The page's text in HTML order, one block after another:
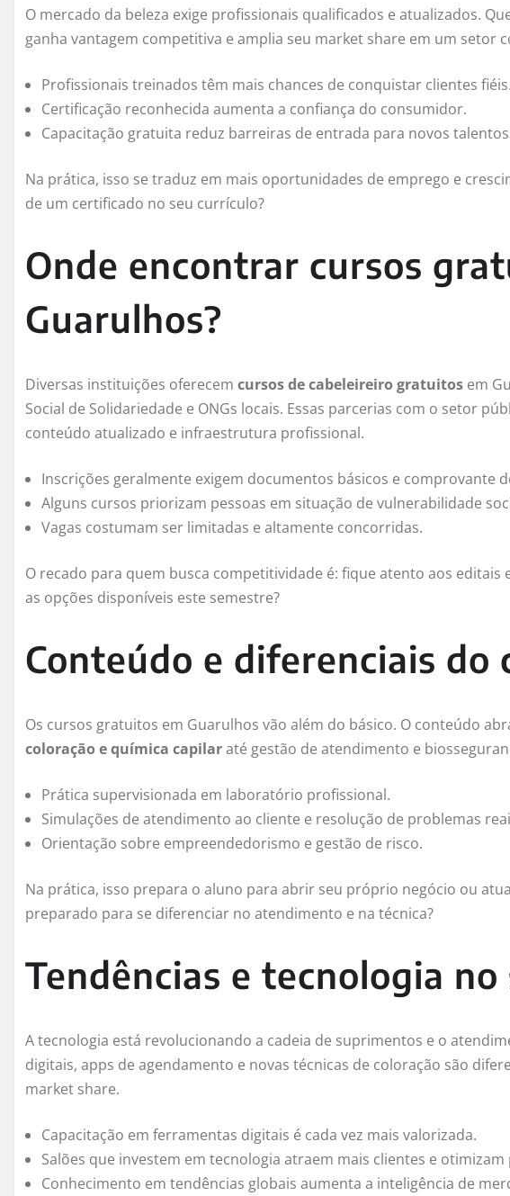
O mercado da beleza exige profissionais qualificados e atualizados.
ganha vantagem competitiva e amplia seu market share em um setor
Profissionais treinados têm mais chances de conquistar clientes fiéis.
Certificação reconhecida aumenta a confiança do consumidor.
Capacitação gratuita reduz barreiras de entrada para novos
Na prática, isso se traduz em mais oportunidades de emprego e
de um certificado no seu currículo?
Onde encontrar cursos
Guarulhos?
Diversas instituições oferecem cursos de cabeleireiro gratuitos em
Social de Solidariedade e ONGs locais. Essas parcerias com o setor
conteúdo atualizado e infraestrutura profissional.
Inscrições geralmente exigem documentos básicos e comprovante
Alguns cursos priorizam pessoas em situação de vulnerabilidade
Vagas costumam ser limitadas e altamente concorridas.
O recado para quem busca competitividade é: fique atento aos editais
as opções disponíveis este semestre?
Conteúdo e diferenciais do
Os cursos gratuitos em Guarulhos vão além do básico. O conteúdo
coloração e química capilaraté gestão de atendimento e
Prática supervisionada em laboratório profissional.
Simulações de atendimento ao cliente e resolução de problemas
Orientação sobre empreendedorismo e gestão de risco.
Na prática, isso prepara o aluno para abrir seu próprio negócio ou
preparado para se diferenciar no atendimento e na técnica?
Tendências e tecnologia
A tecnologia está revolucionando a cadeia de suprimentos e o
digitais, apps de agendamento e novas técnicas de coloração são
market share.
Capacitação em ferramentas digitais é cada vez mais valorizada.
Salões que investem em tecnologia atraem mais clientes e otimizam
Conhecimento em tendências globais aumenta a inteligência de